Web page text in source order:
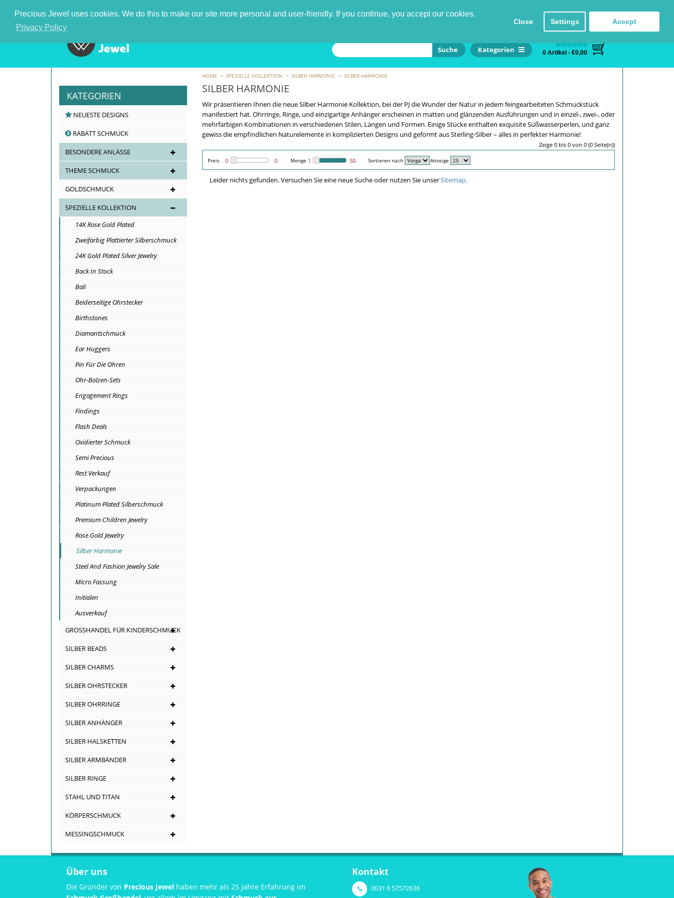
Precious Jewel uses cookies. We do this to make our site more personal and user-friendly. If you continue, you accept our cookies.
Privacy Policy
Close Settings Accept
Sprache
Suche Kategorien
Warenkorb
0 Artikel - €0,00
HOME SPEZIELLE KOLLEKTION SILBER HARMONIE SILBER HARMONIE
KATEGORIEN
NEUESTE DESIGNS
RABATT SCHMUCK
BESONDERE ANLÄSSE
THEME SCHMUCK
GOLDSCHMUCK
SPEZIELLE KOLLEKTION
14K Rose Gold Plated
Zweifarbig Plattierter Silberschmuck
24K Gold Plated Silver Jewelry
Back In Stock
Bali
Beiderseitige Ohrstecker
Birthstones
Diamantschmuck
Ear Huggers
Pin Für Die Ohren
Ohr-Bolzen-Sets
Engagement Rings
Findings
Flash Deals
Oxidierter Schmuck
Semi Precious
Rest Verkauf
Verpackungen
Platinum Plated Silberschmuck
Premium Children Jewelry
Rose Gold Jewelry
Silber Harmonie
Steel And Fashion Jewelry Sale
Micro Fassung
Initialen
Ausverkauf
GROSSHANDEL FÜR KINDERSCHMUCK
SILBER BEADS
SILBER CHARMS
SILBER OHRSTECKER
SILBER OHRRINGE
SILBER ANHÄNGER
SILBER HALSKETTEN
SILBER ARMBÄNDER
SILBER RINGE
STAHL UND TITAN
KÖRPERSCHMUCK
MESSINGSCHMUCK
SILBER HARMONIE
Wir präsentieren Ihnen die neue Silber Harmonie Kollektion, bei der PJ die Wunder der Natur in jedem feingearbeiteten Schmuckstück
manifestiert hat. Ohrringe, Ringe, und einzigartige Anhänger erscheinen in matten und glänzenden Ausführungen und in einzel-, zwei-, oder
mehrfarbigen Kombinationen in verschiedenen Stilen, Längen und Formen. Einige Stücke enthalten exquisite Süßwasserperlen, und ganz
gewiss die empfindlichen Naturelemente in komplizierten Designs und geformt aus Sterling-Silber – alles in perfekter Harmonie!
Zeige 0 bis 0 von 0 (0 Seite(n))
Preis Menge Sortieren nach Anzeige
Leider nichts gefunden. Versuchen Sie eine neue Suche oder nutzen Sie unserSitemap.
Über uns
Die Gründer von Precious Jewel haben mehr als 25 Jahre Erfahrung im
Kontakt
0031 6 57572636